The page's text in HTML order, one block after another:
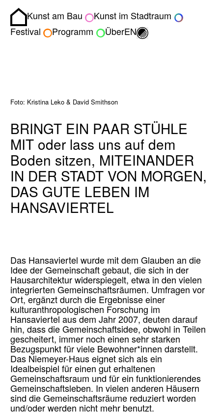
Homepage
Kunst am Bau
Kunst im Stadtraum
Festival
Programm ÜberEN Umschalten
Foto: Kristina Leko & David Smithson
BRINGT EIN PAAR STÜHLE
MIT oder lass uns auf dem
Boden sitzen, MITEINANDER
IN DER STADT VON MORGEN,
DAS GUTE LEBEN IM
HANSAVIERTEL
Das Hansaviertel wurde mit dem Glauben an die
Idee der Gemeinschaft gebaut, die sich in der
Hausarchitektur widerspiegelt, etwa in den vielen
integrierten Gemeinschaftsräumen. Umfragen vor
Ort, ergänzt durch die Ergebnisse einer
kulturanthropologischen Forschung im
Hansaviertel aus dem Jahr 2007, deuten darauf
hin, dass die Gemeinschaftsidee, obwohl in Teilen
gescheitert, immer noch einen sehr starken
Bezugspunkt für viele Bewohner*innen darstellt.
Das Niemeyer-Haus eignet sich als ein
Idealbeispiel für einen gut erhaltenen
Gemeinschaftsraum und für ein funktionierendes
Gemeinschaftsleben. In vielen anderen Häusern
sind die Gemeinschaftsräume reduziert worden
und/oder werden nicht mehr benutzt.